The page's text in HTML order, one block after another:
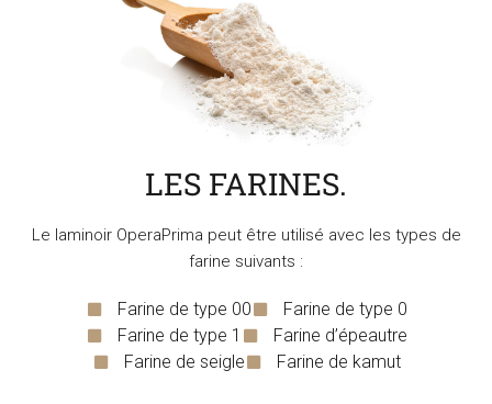
LES FARINES.
Le laminoir OperaPrima peut être utilisé avec les types de
farine suivants :
Farine de type 00
Farine de type 0
Farine de type 1
Farine d’épeautre
Farine de seigle
Farine de kamut